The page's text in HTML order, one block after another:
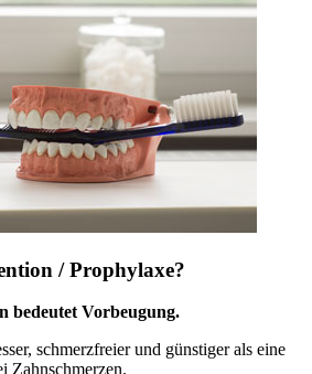
/ Prophylaxe?
bedeutet Vorbeugung.
schmerzfreier und günstiger als eine
Zahnschmerzen.